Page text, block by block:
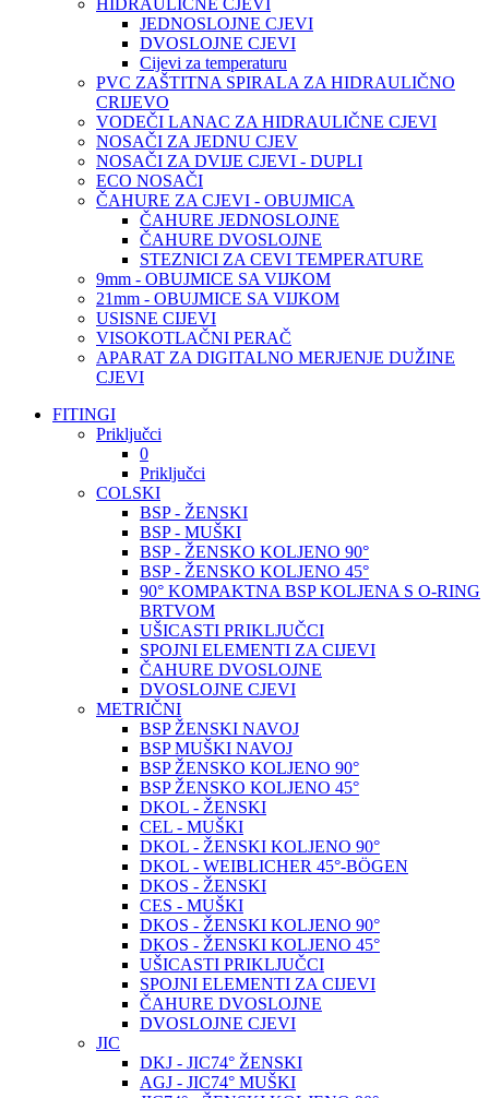
HIDRAULIČNE CJEVI
JEDNOSLOJNE CJEVI
DVOSLOJNE CJEVI
Cijevi za temperaturu
PVC ZAŠTITNA SPIRALA ZA HIDRAULIČNO
CRIJEVO
VODEČI LANAC ZA HIDRAULIČNE CJEVI
NOSAČI ZA JEDNU CJEV
NOSAČI ZA DVIJE CJEVI - DUPLI
ECO NOSAČI
ČAHURE ZA CJEVI - OBUJMICA
ČAHURE JEDNOSLOJNE
ČAHURE DVOSLOJNE
STEZNICI ZA CEVI TEMPERATURE
9mm - OBUJMICE SA VIJKOM
21mm - OBUJMICE SA VIJKOM
USISNE CIJEVI
VISOKOTLAČNI PERAČ
APARAT ZA DIGITALNO MERJENJE DUŽINE
CJEVI
FITINGI
Priključci
0
Priključci
COLSKI
BSP - ŽENSKI
BSP - MUŠKI
BSP - ŽENSKO KOLJENO 90°
BSP - ŽENSKO KOLJENO 45°
90° KOMPAKTNA BSP KOLJENA S O-RING
BRTVOM
UŠICASTI PRIKLJUČCI
SPOJNI ELEMENTI ZA CIJEVI
ČAHURE DVOSLOJNE
DVOSLOJNE CJEVI
METRIČNI
BSP ŽENSKI NAVOJ
BSP MUŠKI NAVOJ
BSP ŽENSKO KOLJENO 90°
BSP ŽENSKO KOLJENO 45°
DKOL - ŽENSKI
CEL - MUŠKI
DKOL - ŽENSKI KOLJENO 90°
DKOL - WEIBLICHER 45°-BÖGEN
DKOS - ŽENSKI
CES - MUŠKI
DKOS - ŽENSKI KOLJENO 90°
DKOS - ŽENSKI KOLJENO 45°
UŠICASTI PRIKLJUČCI
SPOJNI ELEMENTI ZA CIJEVI
ČAHURE DVOSLOJNE
DVOSLOJNE CJEVI
JIC
DKJ - JIC74° ŽENSKI
AGJ - JIC74° MUŠKI